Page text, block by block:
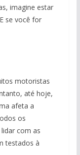
imagine estar
se você for
motoristas
até hoje,
afeta a
os
com as
testados à